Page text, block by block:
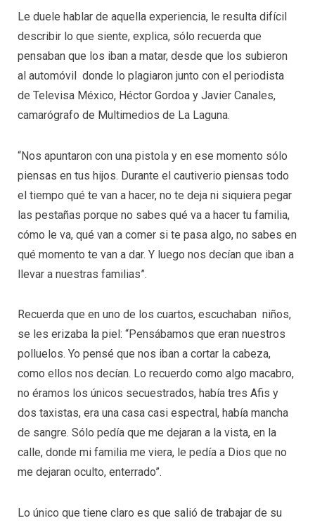
Le duele hablar de aquella experiencia, le resulta difícil
describir lo que siente, explica, sólo recuerda que
pensaban que los iban a matar, desde que los subieron
al automóvil donde lo plagiaron junto con el periodista
de Televisa México, Héctor Gordoa y Javier Canales,
camarógrafo de Multimedios de La Laguna.
“Nos apuntaron con una pistola y en ese momento sólo
piensas en tus hijos. Durante el cautiverio piensas todo
el tiempo qué te van a hacer, no te deja ni siquiera pegar
las pestañas porque no sabes qué va a hacer tu familia,
cómo le va, qué van a comer si te pasa algo, no sabes en
qué momento te van a dar. Y luego nos decían que iban a
llevar a nuestras familias”.
Recuerda que en uno de los cuartos, escuchaban niños,
se les erizaba la piel: “Pensábamos que eran nuestros
polluelos. Yo pensé que nos iban a cortar la cabeza,
como ellos nos decían. Lo recuerdo como algo macabro,
no éramos los únicos secuestrados, había tres Afis y
dos taxistas, era una casa casi espectral, había mancha
de sangre. Sólo pedía que me dejaran a la vista, en la
calle, donde mi familia me viera, le pedía a Dios que no
me dejaran oculto, enterrado”.
Lo único que tiene claro es que salió de trabajar de su